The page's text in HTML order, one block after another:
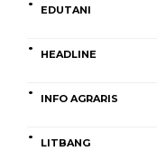
EDUTANI
HEADLINE
INFO AGRARIS
LITBANG